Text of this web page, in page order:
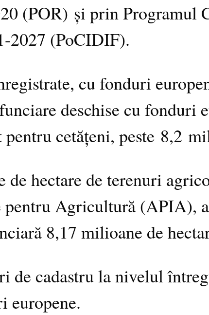
(POR) și prin Programul
2027 (PoCIDIF).
cu fonduri
deschise cu fonduri
cetățeni, peste 8,2
hectare de terenuri
Agricultură (APIA),
8,17 milioane de
de cadastru la nivelul
europene.